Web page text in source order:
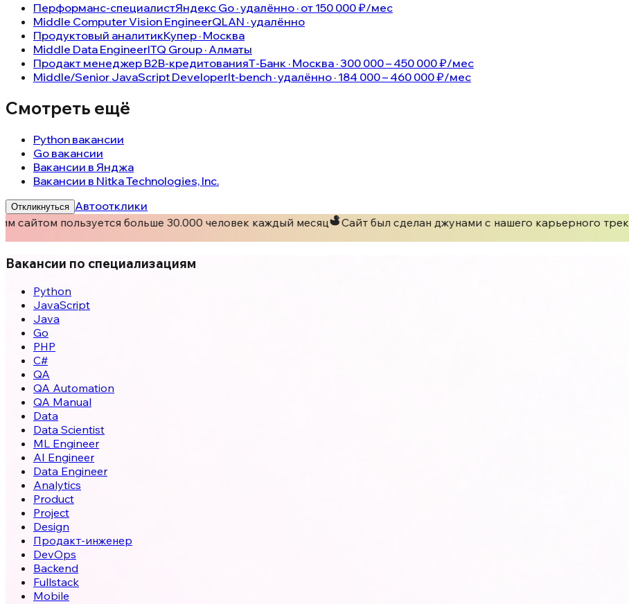
Перформанс-специалистЯндекс Go · удалённо · от 150 000 ₽/мес
Middle Computer Vision EngineerQLAN · удалённо
Продуктовый аналитикКупер · Москва
Middle Data EngineerITQ Group · Алматы
Продакт менеджер B2B-кредитованияТ-Банк · Москва · 300 000 – 450 000 ₽/мес
Middle/Senior JavaScript DeveloperIt-bench · удалённо · 184 000 – 460 000 ₽/мес
Смотреть ещё
Python вакансии
Go вакансии
Вакансии в Янджа
Вакансии в Nitka Technologies, Inc.
Откликнуться Автоотклики
сайтом пользуется больше 30.000 человек каждый месяц
Сайт был сделан джунами с нашего карьерного трека
Вакансии по специализациям
Python
JavaScript
Java
Go
PHP
C#
QA
QA Automation
QA Manual
Data
Data Scientist
ML Engineer
AI Engineer
Data Engineer
Analytics
Product
Project
Design
Продакт-инженер
DevOps
Backend
Fullstack
Mobile